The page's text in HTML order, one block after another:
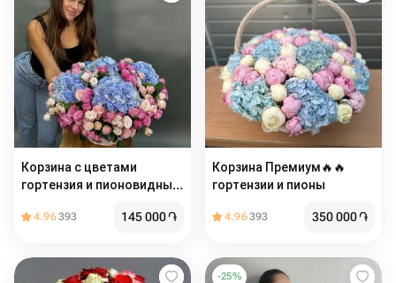
Корзина с цветами
гортензия и пионовидные
4.96393 145 000֏
Корзина Премиум🔥🔥
гортензии и пионы
4.96393 350 000֏
-25%